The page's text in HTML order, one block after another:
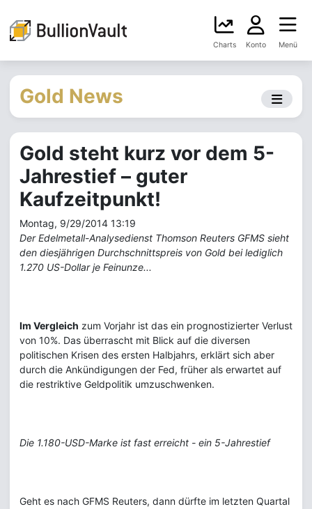
Charts Konto Menü
Gold News
Gold steht kurz vor dem 5-
Jahrestief – guter
Kaufzeitpunkt!
Montag, 9/29/2014 13:19
Der Edelmetall-Analysedienst Thomson Reuters GFMS sieht
den diesjährigen Durchschnittspreis von Gold bei lediglich
1.270 US-Dollar je Feinunze...
Im Vergleich zum Vorjahr ist das ein prognostizierter Verlust
von 10%. Das überrascht mit Blick auf die diversen
politischen Krisen des ersten Halbjahrs, erklärt sich aber
durch die Ankündigungen der Fed, früher als erwartet auf
die restriktive Geldpolitik umzuschwenken.
Die 1.180-USD-Marke ist fast erreicht - ein 5-Jahrestief
Geht es nach GFMS Reuters, dann dürfte im letzten Quartal